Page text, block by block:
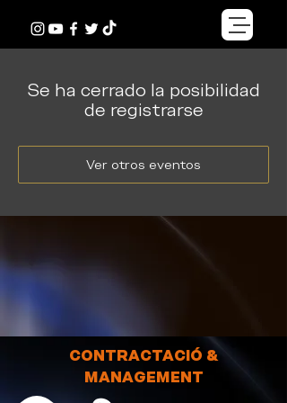
Se ha cerrado la posibilidad
de registrarse
Ver otros eventos
CONTRACTACIÓ &
MANAGEMENT